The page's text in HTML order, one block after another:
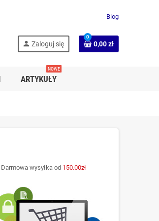
Blog
person Zaloguj się
0
0,00 zł
ARTYKUŁY
NOWE
wysyłka od 150.00zł